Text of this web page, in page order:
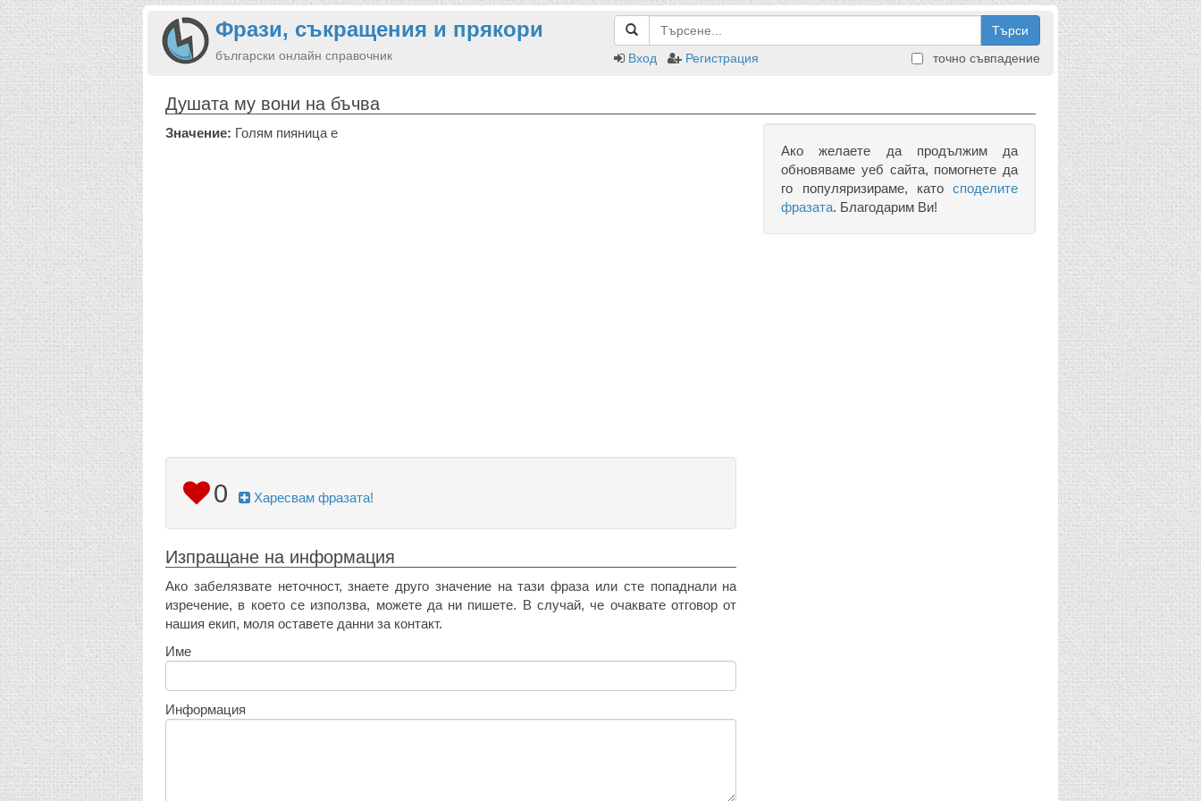
Фрази, съкращения и прякори
български онлайн справочник
Търси
Вход
Регистрация точно съвпадение
Душата му вони на бъчва
Значение: Голям пияница е
0 Харесвам фразата!
Изпращане на информация
Ако забелязвате неточност, знаете друго значение на тази фраза или сте попаднали на
изречение, в което се използва, можете да ни пишете. В случай, че очаквате отговор от
нашия екип, моля оставете данни за контакт.
Име
Информация
Ако желаете да продължим да
обновяваме уеб сайта, помогнете да
го популяризираме, като споделите
фразата. Благодарим Ви!